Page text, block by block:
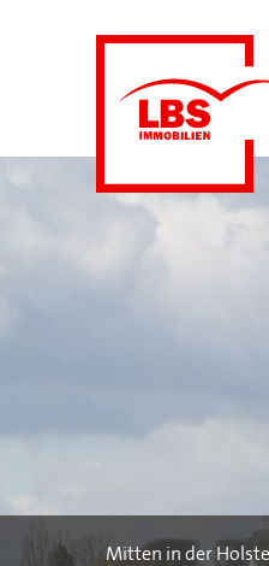
Mitten in der